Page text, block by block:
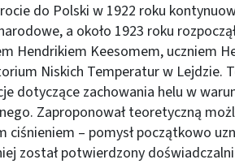
do Polski w 1922 roku
a około 1923 roku
Hendrikiem Keesomem, uczniem
Niskich Temperatur w Lejdzie.
dotyczące zachowania helu w
Zaproponował teoretyczną
ciśnieniem – pomysł początkowo
został potwierdzony